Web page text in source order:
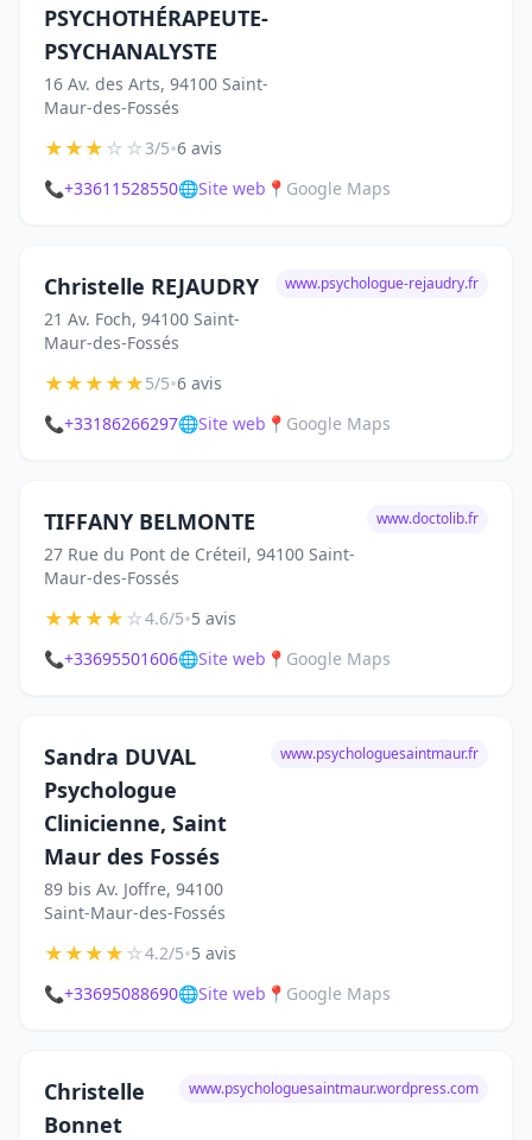
PSYCHOTHÉRAPEUTE-
PSYCHANALYSTE
16 Av. des Arts, 94100 Saint-
Maur-des-Fossés
★★★☆☆3/5•6 avis
📞+33611528550🌐Site web 📍 Google Maps
Christelle REJAUDRY
21 Av. Foch, 94100 Saint-
Maur-des-Fossés
www.psychologue-rejaudry.fr
★★★★★5/5•6 avis
📞+33186266297🌐Site web 📍 Google Maps
TIFFANY BELMONTE
27 Rue du Pont de Créteil, 94100 Saint-
Maur-des-Fossés
www.doctolib.fr
★★★★☆4.6/5•5 avis
📞+33695501606🌐Site web 📍 Google Maps
Sandra DUVAL
Psychologue
Clinicienne, Saint
Maur des Fossés
89 bis Av. Joffre, 94100
Saint-Maur-des-Fossés
www.psychologuesaintmaur.fr
★★★★☆4.2/5•5 avis
📞+33695088690🌐Site web 📍 Google Maps
Christelle
Bonnet
www.psychologuesaintmaur.wordpress.com